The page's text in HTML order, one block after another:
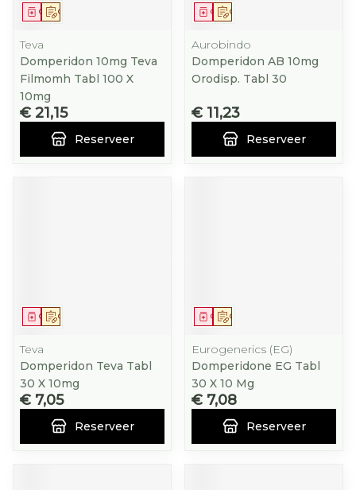
Op voorschrift
Geneesmiddel
Teva
Domperidon 10mg Teva
Filmomh Tabl 100 X
10mg
€ 21,15
Reserveer
Op voorschrift
Geneesmiddel
Aurobindo
Domperidon AB 10mg
Orodisp. Tabl 30
€ 11,23
Reserveer
Op voorschrift
Geneesmiddel
Teva
Domperidon Teva Tabl
30 X 10mg
€ 7,05
Reserveer
Op voorschrift
Geneesmiddel
Eurogenerics (EG)
Domperidone EG Tabl
30 X 10 Mg
€ 7,08
Reserveer